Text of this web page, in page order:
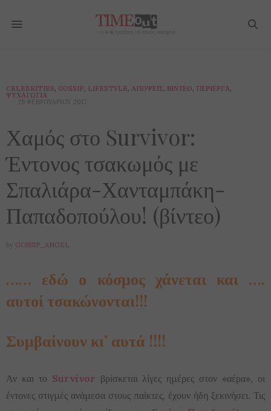
CELEBRITIES, GOSSIP, LIFESTYLE, ΑΠΌΨΕΙΣ, ΒΊΝΤΕΟ, ΠΕΡΊΕΡΓΑ,
ΨΥΧΑΓΩΓΊΑ
25 ΦΕΒΡΟΥΑΡΊΟΥ 2017
Χαμός στο Survivor:
Έντονος τσακωμός με
Σπαλιάρα-Χανταμπάκη-
Παπαδοπούλου! (βίντεο)
by GOSSIP_ANGEL
…… εδώ ο κόσμος χάνεται και ….
αυτοί τσακώνονται!!!
Συμβαίνουν κι’ αυτά !!!!
Αν και το Survivor βρίσκεται λίγες ημέρες στον «αέρα», οι
έντονες στιγμές ανάμεσα στους παίκτες, έχουν ήδη ξεκινήσει. Τις